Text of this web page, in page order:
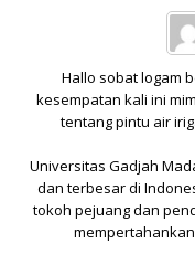
Hallo sobat logam
kesempatan kali ini
tentang pintu air
Universitas Gadjah
dan terbesar di
tokoh pejuang dan